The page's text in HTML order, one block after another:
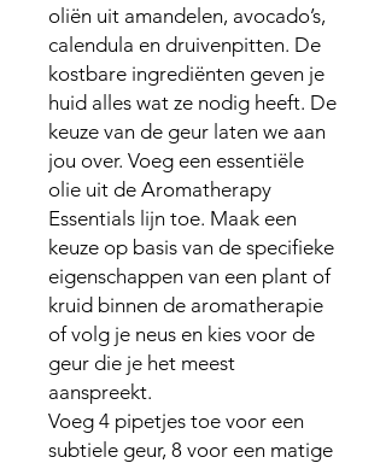
oliën uit amandelen, avocado’s,
calendula en druivenpitten. De
kostbare ingrediënten geven je
huid alles wat ze nodig heeft. De
keuze van de geur laten we aan
jou over. Voeg een essentiële
olie uit de Aromatherapy
Essentials lijn toe. Maak een
keuze op basis van de specifieke
eigenschappen van een plant of
kruid binnen de aromatherapie
of volg je neus en kies voor de
geur die je het meest
aanspreekt.
Voeg 4 pipetjes toe voor een
subtiele geur, 8 voor een matige